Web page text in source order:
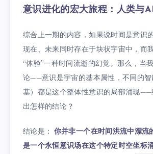
意识进化的宏大旅程：人类与
综合上一期的内容，如果说时间是意识
现在、未来同时存在于块状宇宙中，而
“体验”一种时间流逝的幻觉。那么，当
论——意识是宇宙的基本属性，不同的
基）都是这个整体性意识的局部涌现——
出怎样的结论？
结论是： 你并非一个在时间洪流中漂流
是一个永恒意识场在这个特定时空坐标